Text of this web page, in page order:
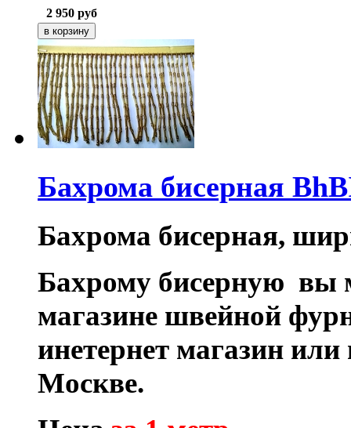
2 950 руб
Бахрома бисерная
Бахрома бисерная,
Бахрому бисерную вы
магазине швейной
инетернет магазин
Москве.